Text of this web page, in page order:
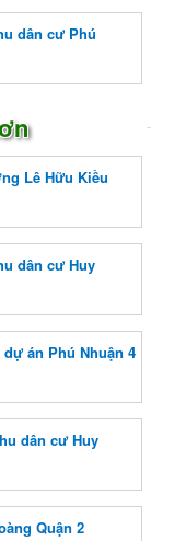
dân cư Phú
Lê Hữu Kiều
dân cư Huy
án Phú Nhuận 4
dân cư Huy
Quận 2